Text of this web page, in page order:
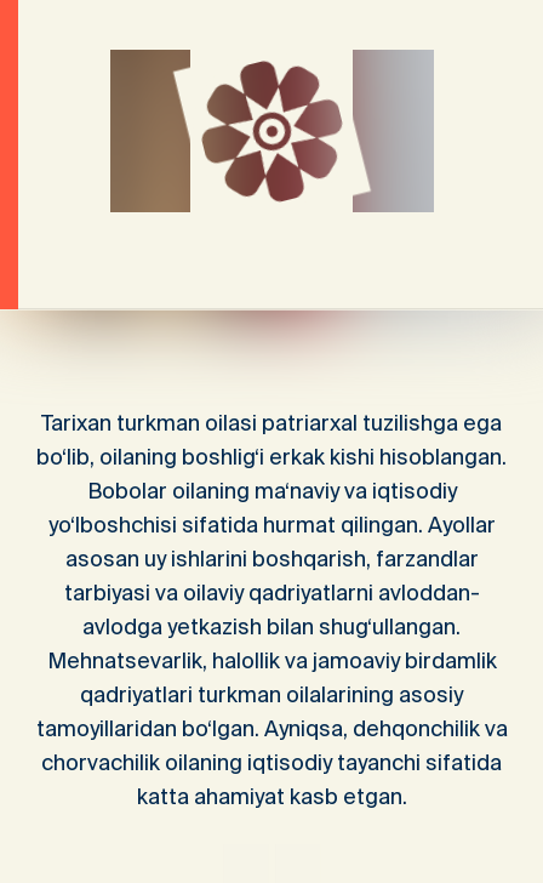
Tarixan turkman oilasi patriarxal tuzilishga ega
bo‘lib, oilaning boshlig‘i erkak kishi hisoblangan.
Bobolar oilaning ma‘naviy va iqtisodiy
yo‘lboshchisi sifatida hurmat qilingan. Ayollar
asosan uy ishlarini boshqarish, farzandlar
tarbiyasi va oilaviy qadriyatlarni avloddan-
avlodga yetkazish bilan shug‘ullangan.
Mehnatsevarlik, halollik va jamoaviy birdamlik
qadriyatlari turkman oilalarining asosiy
tamoyillaridan bo‘lgan. Ayniqsa, dehqonchilik va
chorvachilik oilaning iqtisodiy tayanchi sifatida
katta ahamiyat kasb etgan.